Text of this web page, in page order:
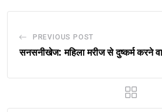
PREVIOUS POST
सनसनीखेज: महिला मरीज से दुष्कर्म करने